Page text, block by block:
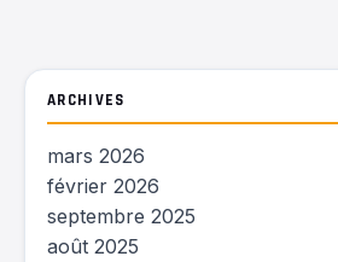
ARCHIVES
mars 2026
février 2026
septembre 2025
août 2025